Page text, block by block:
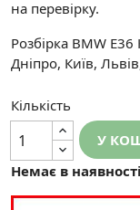
на перевірку.
Розбірка BMW
Дніпро, Київ,
Кількість
У
Немає в наявності